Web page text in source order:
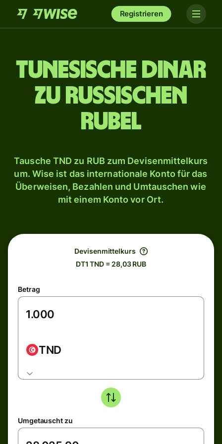
Registrieren
Tunesische Dinar
zu russischen
Rubel
Tausche TND zu RUB zum Devisenmittelkurs
um. Wise ist das internationale Konto für das
Überweisen, Bezahlen und Umtauschen wie
mit einem Konto vor Ort.
Devisenmittelkurs
DT1 TND = 28,03 RUB
Betrag
TND
Umgetauscht zu